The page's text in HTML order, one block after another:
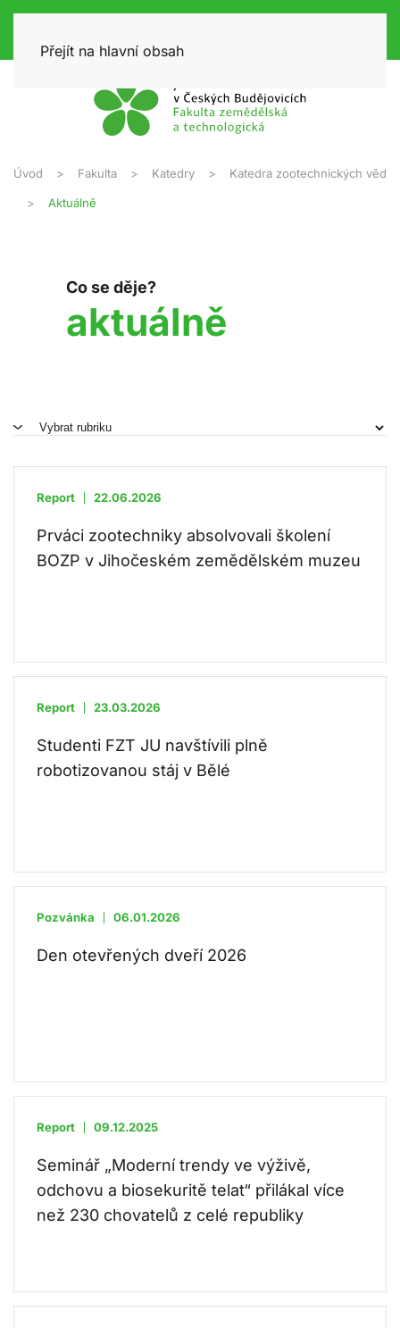
Přejít na hlavní obsah
Úvod Fakulta Katedry Katedra zootechnických věd
Aktuálně
Co se děje?
aktuálně
Report 22.06.2026
Prváci zootechniky absolvovali školení
BOZP v Jihočeském zemědělském muzeu
Report 23.03.2026
Studenti FZT JU navštívili plně
robotizovanou stáj v Bělé
Pozvánka 06.01.2026
Den otevřených dveří 2026
Report 09.12.2025
Seminář „Moderní trendy ve výživě,
odchovu a biosekuritě telat“ přilákal více
než 230 chovatelů z celé republiky